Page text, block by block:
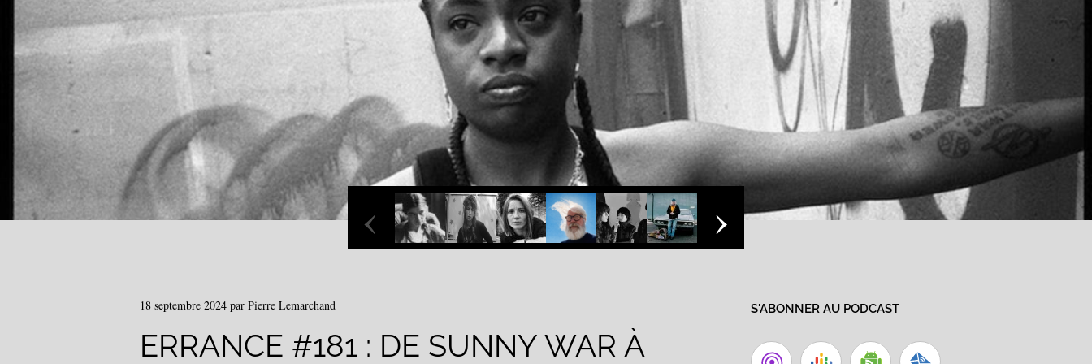
‹ ›
18 septembre 2024 par Pierre Lemarchand
ERRANCE #181 : DE SUNNY WAR À
S'ABONNER AU PODCAST